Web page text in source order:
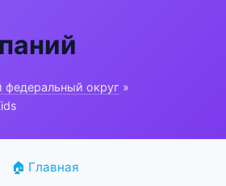
федеральный округ »
🏠 Главная